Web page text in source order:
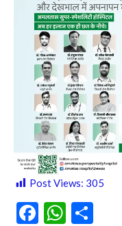
Post Views: 305
F
W